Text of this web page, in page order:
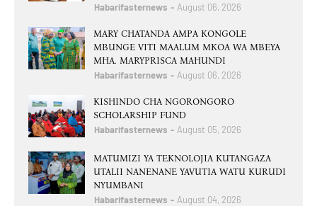
Habarifasternews August 06, 2026
MARY CHATANDA AMPA KONGOLE
MBUNGE VITI MAALUM MKOA WA MBEYA
MHA. MARYPRISCA MAHUNDI
Habarifasternews August 06, 2026
KISHINDO CHA NGORONGORO
SCHOLARSHIP FUND
Habarifasternews August 05, 2026
MATUMIZI YA TEKNOLOJIA KUTANGAZA
UTALII NANENANE YAVUTIA WATU KURUDI
NYUMBANI
Habarifasternews August 04, 2026